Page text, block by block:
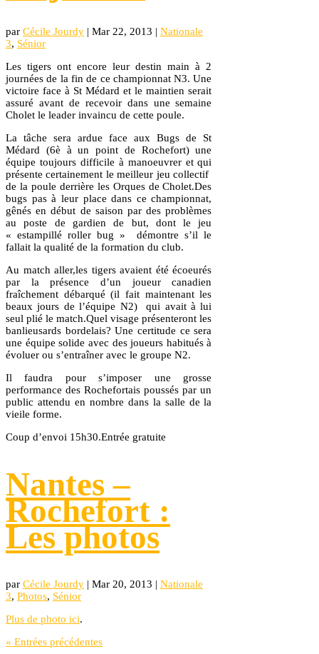
par Cécile Jourdy | Mar 22, 2013 | Nationale
3, Sénior
Les tigers ont encore leur destin main à 2
journées de la fin de ce championnat N3. Une
victoire face à St Médard et le maintien serait
assuré avant de recevoir dans une semaine
Cholet le leader invaincu de cette poule.
La tâche sera ardue face aux Bugs de St
Médard (6è à un point de Rochefort) une
équipe toujours difficile à manoeuvrer et qui
présente certainement le meilleur jeu collectif
de la poule derrière les Orques de Cholet.Des
bugs pas à leur place dans ce championnat,
gênés en début de saison par des problèmes
au poste de gardien de but, dont le jeu
« estampillé roller bug » démontre s’il le
fallait la qualité de la formation du club.
Au match aller,les tigers avaient été écoeurés
par la présence d’un joueur canadien
fraîchement débarqué (il fait maintenant les
beaux jours de l’équipe N2) qui avait à lui
seul plié le match.Quel visage présenteront les
banlieusards bordelais? Une certitude ce sera
une équipe solide avec des joueurs habitués à
évoluer ou s’entraîner avec le groupe N2.
Il faudra pour s’imposer une grosse
performance des Rochefortais poussés par un
public attendu en nombre dans la salle de la
vieile forme.
Coup d’envoi 15h30.Entrée gratuite
Nantes –
Rochefort :
Les photos
par Cécile Jourdy | Mar 20, 2013 | Nationale
3, Photos, Sénior
Plus de photo ici.
« Entrées précédentes